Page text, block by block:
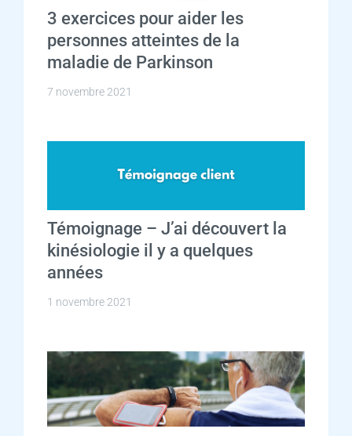
3 exercices pour aider les
personnes atteintes de la
maladie de Parkinson
7 novembre 2021
Témoignage – J’ai découvert la
kinésiologie il y a quelques
années
1 novembre 2021